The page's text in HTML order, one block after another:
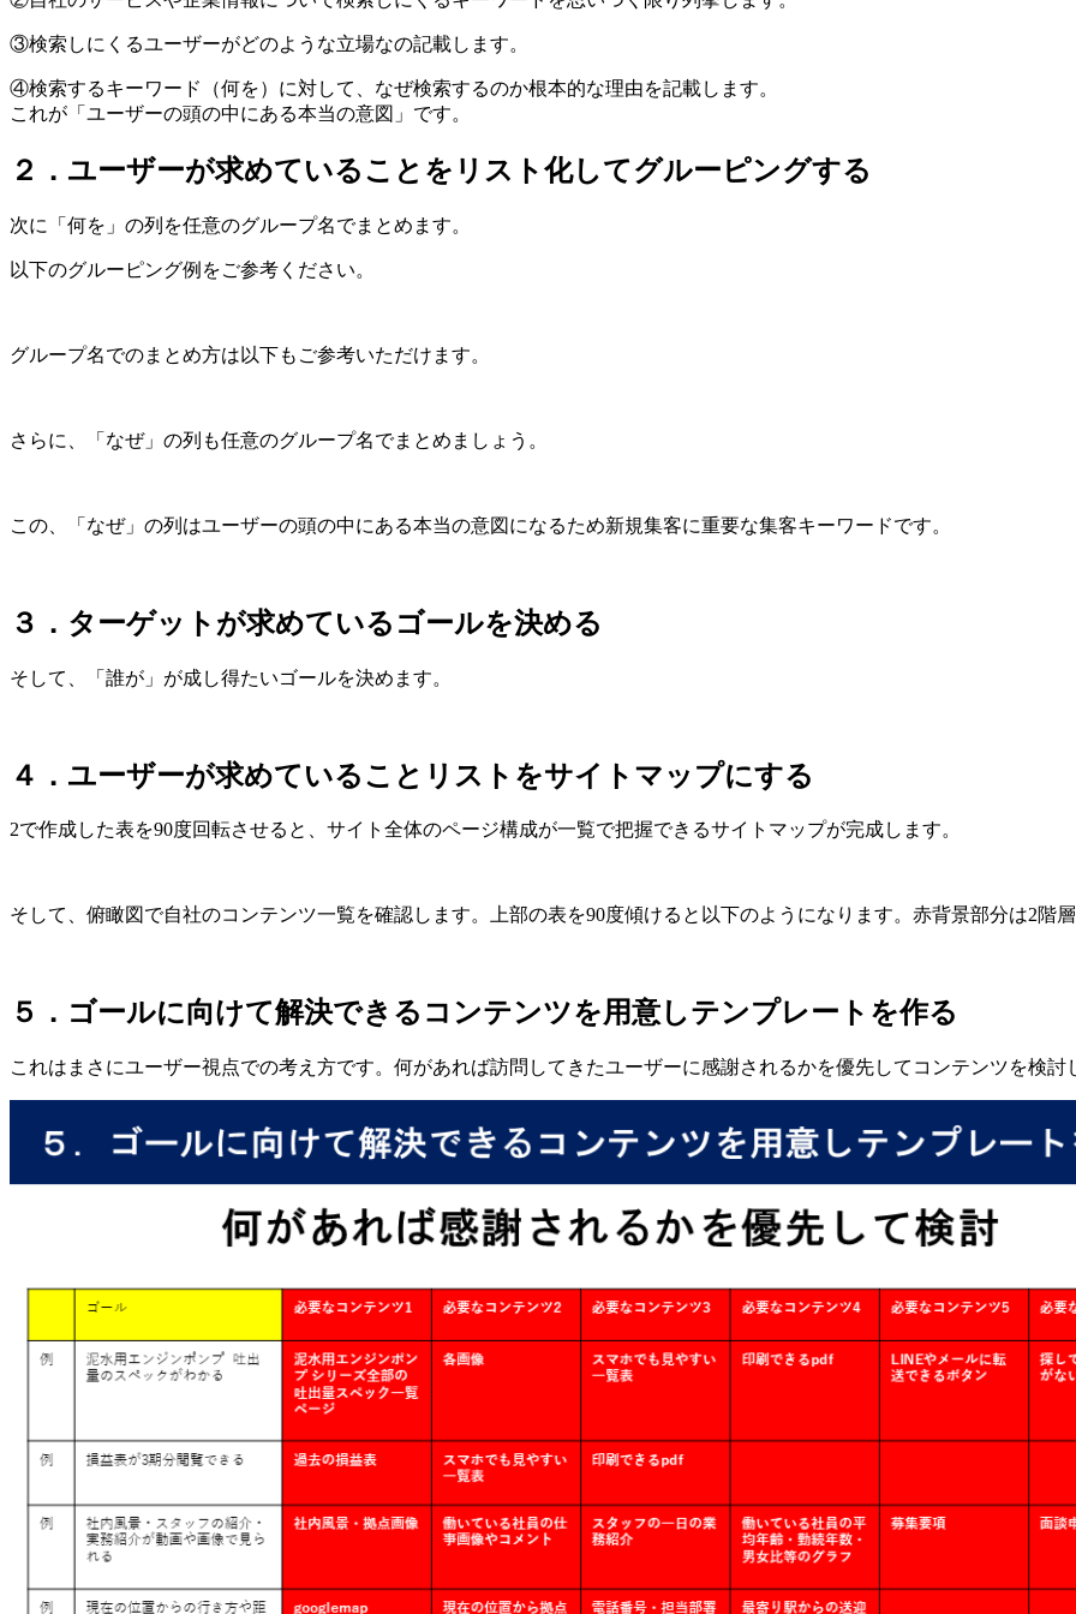
③検索しにくるユーザーがどのような立場なの記載します。
④検索するキーワード（何を）に対して、なぜ検索するのか根本的な理由を記載します。
これが「ユーザーの頭の中にある本当の意図」です。
２．ユーザーが求めていることをリスト化してグルーピングする
次に「何を」の列を任意のグループ名でまとめます。
以下のグルーピング例をご参考ください。
グループ名でのまとめ方は以下もご参考いただけます。
さらに、「なぜ」の列も任意のグループ名でまとめましょう。
この、「なぜ」の列はユーザーの頭の中にある本当の意図になるため新規集客に重要な集客キーワードです。
３．ターゲットが求めているゴールを決める
そして、「誰が」が成し得たいゴールを決めます。
４．ユーザーが求めていることリストをサイトマップにする
2で作成した表を90度回転させると、サイト全体のページ構成が一覧で把握できるサイトマップが完成します。
そして、俯瞰図で自社のコンテンツ一覧を確認します。上部の表を90度傾けると以下のようになります。赤背景部分は2階層
５．ゴールに向けて解決できるコンテンツを用意しテンプレートを作る
これはまさにユーザー視点での考え方です。何があれば訪問してきたユーザーに感謝されるかを優先してコンテンツを検討